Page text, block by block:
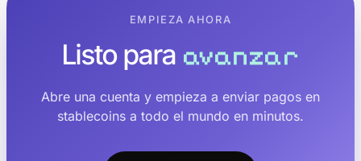
EMPIEZA AHORA
Listo para avanzar
Abre una cuenta y empieza a enviar pagos en
stablecoins a todo el mundo en minutos.